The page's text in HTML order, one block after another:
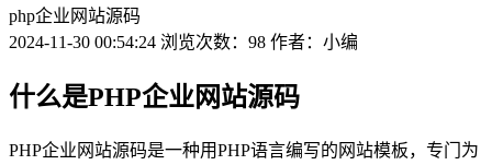
php企业网站源码
2024-11-30 00:54:24 浏览次数：98 作者：小编
什么是PHP企业网站源码
PHP企业网站源码是一种用PHP语言编写的网站模板，专门为